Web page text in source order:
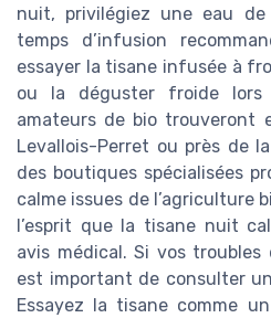
nuit, privilégiez une eau
temps d’infusion
essayer la tisane infusée à
ou la déguster froide lors
amateurs de bio trouveront
Levallois-Perret ou près de
des boutiques spécialisées
calme issues de l’agriculture
l’esprit que la tisane nuit
avis médical. Si vos
est important de consulter
Essayez la tisane comme